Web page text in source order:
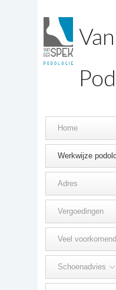
Home
Werkwijze
Adres
Vergoedingen
Veel
Schoenadvies